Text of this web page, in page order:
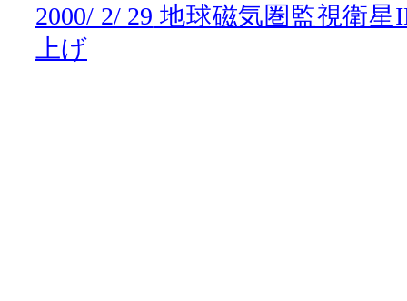
2000/ 2/ 29 地球磁気圏監視衛星
上げ